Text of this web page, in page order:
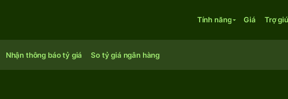
Tính năng Giá Trợ
Nhận thông báo tỷ giá So tỷ giá ngân hàng